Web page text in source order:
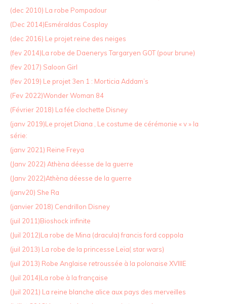
(dec 2010) La robe Pompadour
(Dec 2014)Esméraldas Cosplay
(dec 2016) Le projet reine des neiges
(fev 2014)La robe de Daenerys Targaryen GOT (pour brune)
(fev 2017) Saloon Girl
(fev 2019) Le projet 3en 1 : Morticia Addam’s
(Fev 2022)Wonder Woman 84
(Février 2018) La fée clochette Disney
(janv 2019)Le projet Diana , Le costume de cérémonie « v » la
série:
(janv 2021) Reine Freya
(Janv 2022) Athèna déesse de la guerre
(Janv 2022)Athèna déesse de la guerre
(janv20) She Ra
(janvier 2018) Cendrillon Disney
(juil 2011)Bioshock infinite
(Juil 2012)La robe de Mina (dracula) francis ford coppola
(juil 2013) La robe de la princesse Leïa( star wars)
(juil 2013) Robe Anglaise retroussée à la polonaise XVIIIE
(Juil 2014)La robe à la française
(Juil 2021) La reine blanche alice aux pays des merveilles